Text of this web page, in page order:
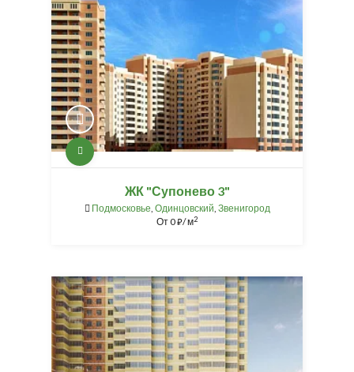
ЖК "Супонево 3"
Подмосковье, Одинцовский, Звенигород
От0⃏/ м2